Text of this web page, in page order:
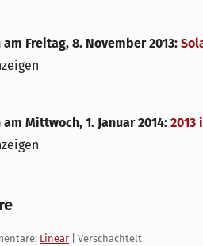
am Freitag, 8. November 2013:
am Mittwoch, 1. Januar 2014: 2013
Linear | Verschachtelt